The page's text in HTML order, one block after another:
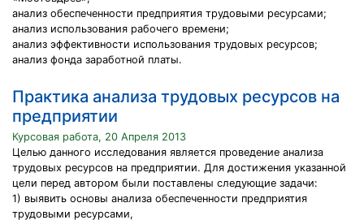
анализ обеспеченности предприятия трудовыми ресурсами;
анализ использования рабочего времени;
анализ эффективности использования трудовых ресурсов;
анализ фонда заработной платы.
Практика анализа трудовых ресурсов на
предприятии
Курсовая работа, 20 Апреля 2013
Целью данного исследования является проведение анализа
трудовых ресурсов на предприятии. Для достижения указанной
цели перед автором были поставлены следующие задачи:
1) выявить основы анализа обеспеченности предприятия
трудовыми ресурсами,